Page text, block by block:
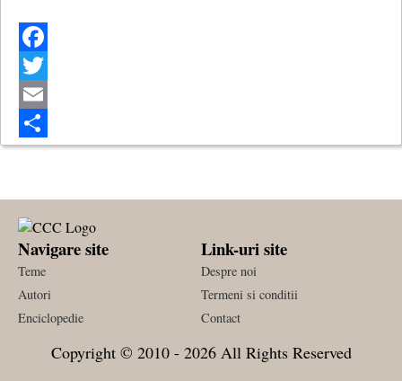
Facebook
Twitter
Email
Share
Navigare site
Teme
Autori
Enciclopedie
Link-uri site
Despre noi
Termeni si conditii
Contact
Copyright © 2010 - 2026 All Rights Reserved